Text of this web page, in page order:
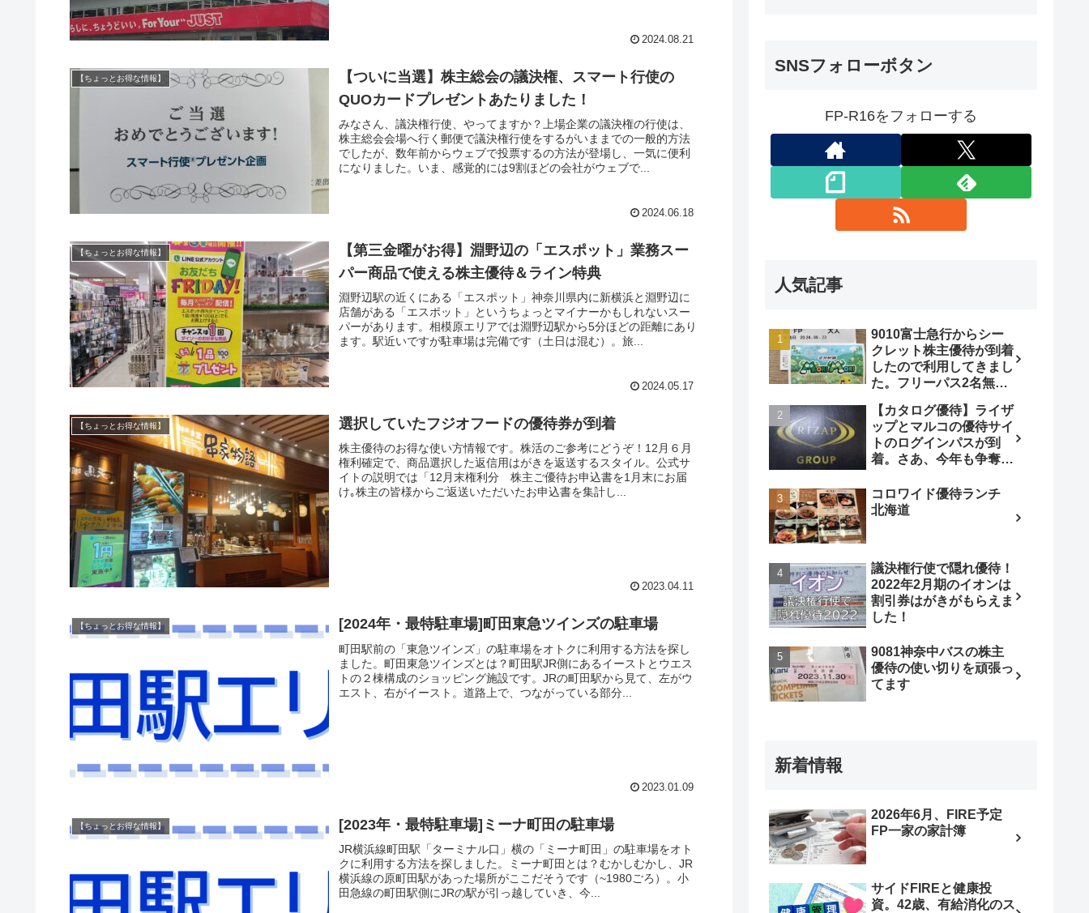
2024.08.21
【ちょっとお得な情報】
【ついに当選】株主総会の議決権、スマート行使の
QUOカードプレゼントあたりました！
みなさん、議決権行使、やってますか？上場企業の議決権の行使は、
株主総会会場へ行く郵便で議決権行使をするがいままでの一般的方法
でしたが、数年前からウェブで投票するの方法が登場し、一気に便利
になりました。いま、感覚的には9割ほどの会社がウェブで...
2024.06.18
【ちょっとお得な情報】
【第三金曜がお得】淵野辺の「エスポット」業務スー
パー商品で使える株主優待＆ライン特典
淵野辺駅の近くにある「エスポット」神奈川県内に新横浜と淵野辺に
店舗がある「エスポット」というちょっとマイナーかもしれないスー
パーがあります。相模原エリアでは淵野辺駅から5分ほどの距離にあり
ます。駅近いですが駐車場は完備です（土日は混む）。旅...
2024.05.17
【ちょっとお得な情報】 選択していたフジオフードの優待券が到着
株主優待のお得な使い方情報です。株活のご参考にどうぞ！12月６月
権利確定で、商品選択した返信用はがきを返送するスタイル。公式サ
イトの説明では「12月末権利分 株主ご優待お申込書を1月末にお届
け｡株主の皆様からご返送いただいたお申込書を集計し...
2023.04.11
【ちょっとお得な情報】 [2024年・最特駐車場]町田東急ツインズの駐車場
町田駅前の「東急ツインズ」の駐車場をオトクに利用する方法を探し
ました。町田東急ツインズとは？町田駅JR側にあるイーストとウエス
トの２棟構成のショッピング施設です。JRの町田駅から見て、左がウ
エスト、右がイースト。道路上で、つながっている部分...
2023.01.09
【ちょっとお得な情報】 [2023年・最特駐車場]ミーナ町田の駐車場
JR横浜線町田駅「ターミナル口」横の「ミーナ町田」の駐車場をオト
クに利用する方法を探しました。ミーナ町田とは？むかしむかし、JR
横浜線の原町田駅があった場所がここだそうです（~1980ごろ）。小
田急線の町田駅側にJRの駅が引っ越していき、今...
SNSフォローボタン
FP-R16をフォローする
人気記事
9010富士急行からシー
クレット株主優待が到着
したので利用してきまし
た。フリーパス2名無
【カタログ優待】ライザ
ップとマルコの優待サイ
トのログインパスが到
着。さあ、今年も争奪戦
コロワイド優待ランチ
北海道
議決権行使で隠れ優待！
2022年2月期のイオンは
割引券はがきがもらえま
した！
9081神奈中バスの株主
優待の使い切りを頑張っ
てます
新着情報
2026年6月、FIRE予定
FP一家の家計簿
サイドFIREと健康投
資。42歳、有給消化のス